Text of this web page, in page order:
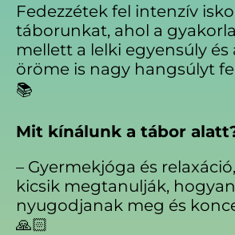
Fedezzétek fel intenzív
táborunkat, ahol a
mellett a lelki egyensúly és
öröme is nagy hangsúlyt
📚
Mit kínálunk a tábor
– Gyermekjóga és
kicsik megtanulják, hogyan
nyugodjanak meg és
🙏🏻